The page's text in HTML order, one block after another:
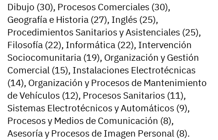
Dibujo (30), Procesos Comerciales (30),
Geografía e Historia (27), Inglés (25),
Procedimientos Sanitarios y Asistenciales (25),
Filosofía (22), Informática (22), Intervención
Sociocomunitaria (19), Organización y Gestión
Comercial (15), Instalaciones Electrotécnicas
(14), Organización y Procesos de Mantenimiento
de Vehículos (12), Procesos Sanitarios (11),
Sistemas Electrotécnicos y Automáticos (9),
Procesos y Medios de Comunicación (8),
Asesoría y Procesos de Imagen Personal (8).